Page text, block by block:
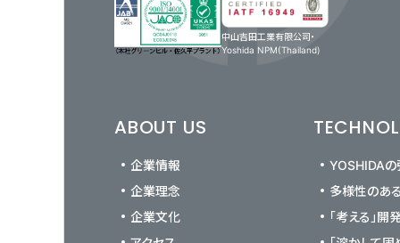
中山吉田工業有限公司・
Yoshida NPM(Thailand)
ABOUT US
企業情報
企業理念
企業文化
YOSHIDAの
多様性のあ
「考える」開